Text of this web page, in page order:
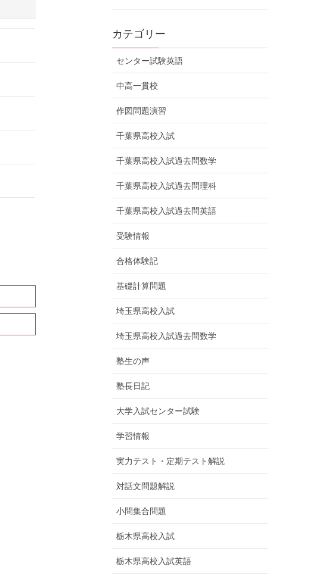
カテゴリー
センター試験英語
中高一貫校
作図問題演習
千葉県高校入試
千葉県高校入試過去問数学
千葉県高校入試過去問理科
千葉県高校入試過去問英語
受験情報
合格体験記
基礎計算問題
埼玉県高校入試
埼玉県高校入試過去問数学
塾生の声
塾長日記
大学入試センター試験
学習情報
実力テスト・定期テスト解説
対話文問題解説
小問集合問題
栃木県高校入試
栃木県高校入試英語